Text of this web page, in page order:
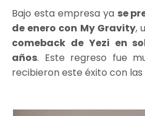
Bajo esta empresa ya se
de enero con My Gravity,
comeback de Yezi en
años. Este regreso fue
recibieron este éxito con